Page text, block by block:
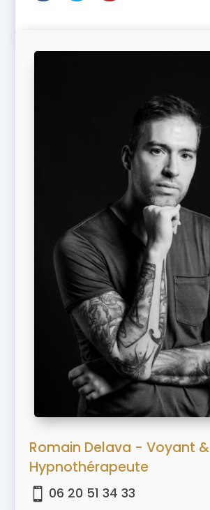
Romain Delava - Voyant &
Hypnothérapeute
 06 20 51 34 33